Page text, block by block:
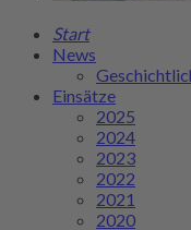
Start
News
Einsätze
2025
2024
2023
2022
2021
2020